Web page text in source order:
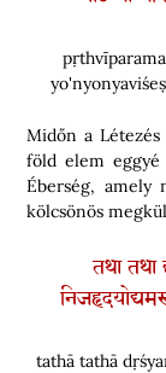
Midőn a Létezés
föld elem eggyé
Éberség, amely
kölcsönös
तथा तथा
tathā tathā